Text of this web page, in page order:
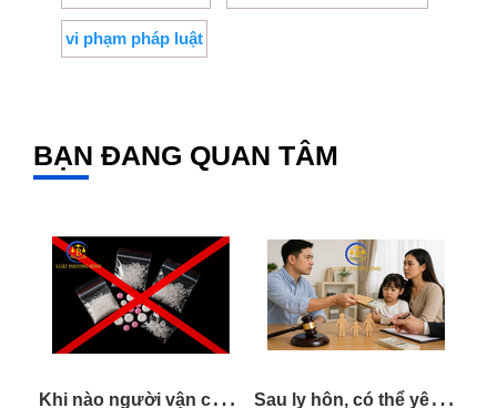
vi phạm pháp luật
BẠN ĐANG QUAN TÂM
K
hi nào người vận chuyển trái phép chất ma túy có thể bị truy cứu về tội mua bán trái phép chất ma túy? S
au ly hôn, có thể yêu cầu thay đổi mức cấp dưỡng nếu chi phí nuôi con tăng hay không ?